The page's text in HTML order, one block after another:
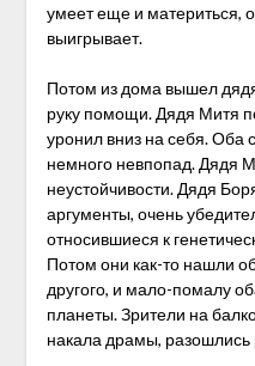
умеет еще и материться,
выигрывает.
Потом из дома вышел
руку помощи. Дядя Митя
уронил вниз на себя. Оба
немного невпопад. Дядя
неустойчивости. Дядя
аргументы, очень
относившиеся к
Потом они как-то нашли
другого, и мало-помалу
планеты. Зрители на
накала драмы, разошлись